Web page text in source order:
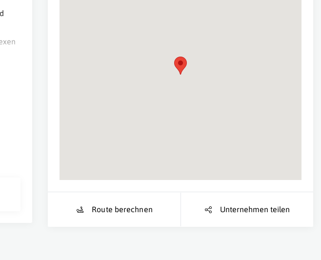
Route berechnen Unternehmen teilen